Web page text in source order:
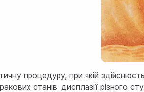
процедуру, при якій
станів, дисплазії різного